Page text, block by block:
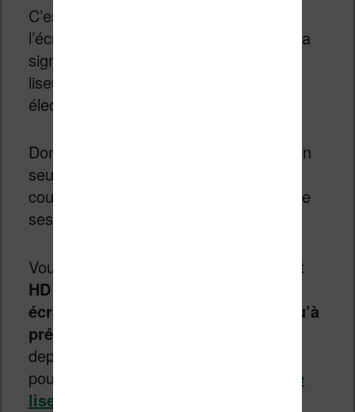
C’est une très grosse surprise puisque
l’écran utilise la même technologie. Cela
signifie donc que le constructeur de la
liseuse peut « régler » l’écran à encre
électronique couleur qu’il utilise.
Donc, cette liseuse signée Vivlio est non
seulement mieux réglée au niveau des
couleurs, mais est aussi plus rapide que
ses concurrentes de chez Kobo !
Vous avez compris :
cette Vivlio Light
HD Color propose un des meilleurs
écrans couleur que j’ai pu voir jusqu’à
présent
depuis quelques mois, comme vous
pouvez le voir sur la page des
tests de
liseuse